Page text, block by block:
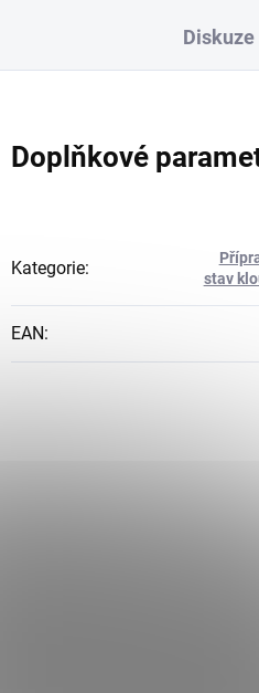
Diskuze
Doplňkové
Kategorie:
stav
EAN: